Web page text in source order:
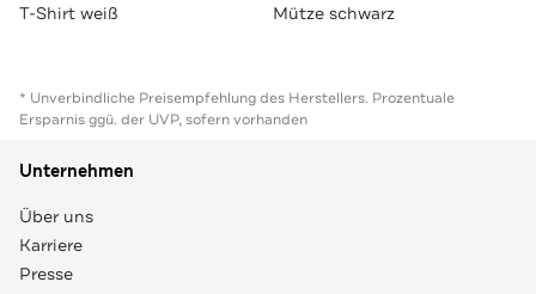
T-Shirt weiß Mütze schwarz
* Unverbindliche Preisempfehlung des Herstellers. Prozentuale
Ersparnis ggü. der UVP, sofern vorhanden
Unternehmen
Über uns
Karriere
Presse